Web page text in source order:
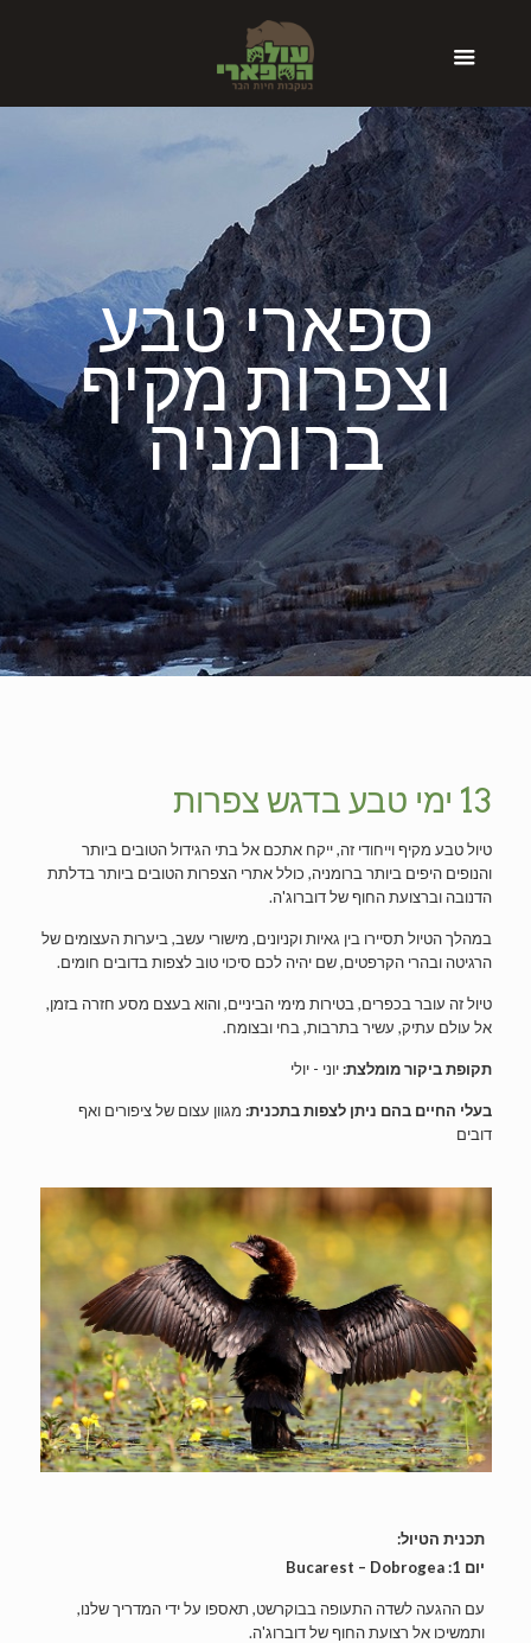
ספארי טבע
וצפרות מקיף
ברומניה
13 ימי טבע בדגש צפרות
טיול טבע מקיף וייחודי זה, ייקח אתכם אל בתי הגידול הטובים ביותר
והנופים היפים ביותר ברומניה, כולל אתרי הצפרות הטובים ביותר בדלתת
הדנובה וברצועת החוף של דוברוג'ה.
במהלך הטיול תסיירו בין גאיות וקניונים, מישורי עשב, ביערות העצומים של
הרגיטה ובהרי הקרפטים, שם יהיה לכם סיכוי טוב לצפות בדובים חומים.
טיול זה עובר בכפרים, בטירות מימי הביניים, והוא בעצם מסע חזרה בזמן,
אל עולם עתיק, עשיר בתרבות, בחי ובצומח.
תקופת ביקור מומלצת:יוני - יולי
בעלי החיים בהם ניתן לצפות בתכנית: מגוון עצום של ציפורים ואף
דובים
תכנית הטיול:
יום 1: Bucarest – Dobrogea
עם ההגעה לשדה התעופה בבוקרשט, תאספו על ידי המדריך שלנו,
ותמשיכו אל רצועת החוף של דוברוג'ה.